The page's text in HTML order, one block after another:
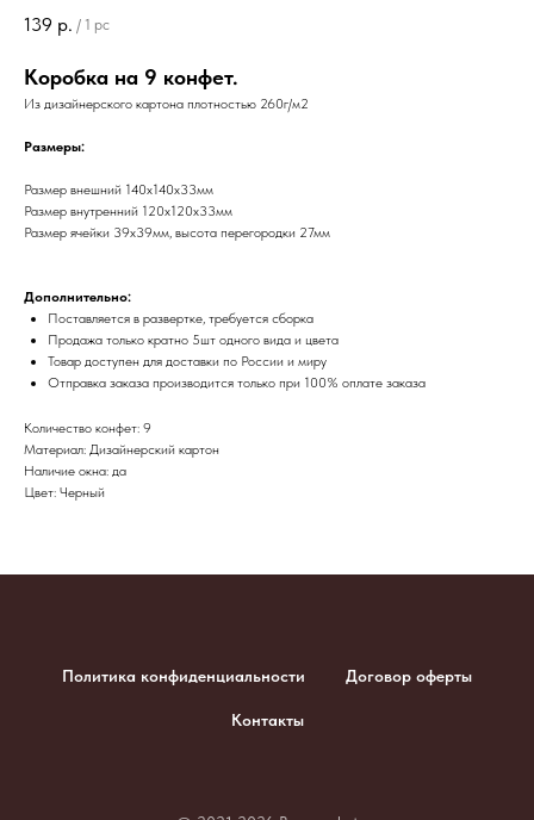
139 р. / 1 pc
Коробка на 9 конфет.
Из дизайнерского картона плотностью 260г/м2
Размеры:
Размер внешний 140х140х33мм
Размер внутренний 120х120х33мм
Размер ячейки 39х39мм, высота перегородки 27мм
Дополнительно:
Поставляется в развертке, требуется сборка
Продажа только кратно 5шт одного вида и цвета
Товар доступен для доставки по России и миру
​Отправка заказа производится только при 100% оплате заказа
Количество конфет: 9
Материал: Дизайнерский картон
Наличие окна: да
Цвет: Черный
Политика конфиденциальности Договор оферты
Контакты